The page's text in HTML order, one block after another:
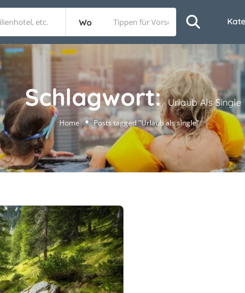
Wo
Schlagwort:Urlaub Als Single
Home Posts tagged "Urlaub als single"